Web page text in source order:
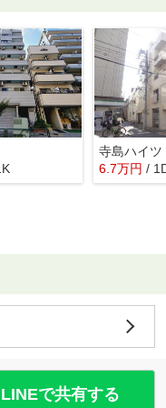
寺島ハイツ
6.7万円 /
LINEで共有する